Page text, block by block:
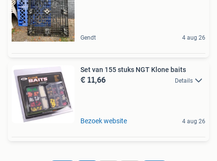
Gendt 4 aug 26
Set van 155 stuks NGT Klone baits
€ 11,66 Details
Bezoek website 4 aug 26